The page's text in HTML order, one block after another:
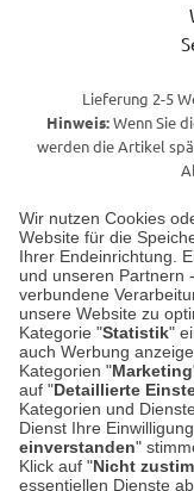
Wir nutzen Cookies
Website für die
Ihrer Endeinrichtung.
und unseren Partnern
verbundene
unsere Website zu
Kategorie "Statistik"
auch Werbung
Kategorien "Marketing
auf "Detaillierte
Kategorien und
Dienst Ihre
einverstanden"
Klick auf "Nicht
essentiellen Dienste ab.
Lieferung 2-5
Hinweis:Wenn Sie
werden die Artikel
Unser
Montag bis